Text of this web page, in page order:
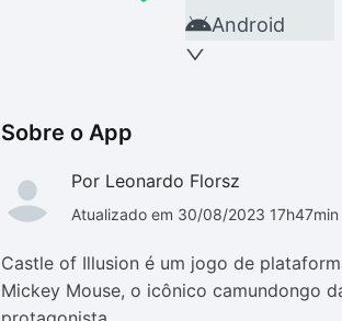
Android
Sobre o App
Por Leonardo Florsz
Atualizado em 30/08/2023 17h47min
Castle of Illusion é um jogo de
Mickey Mouse, o icônico camundongo